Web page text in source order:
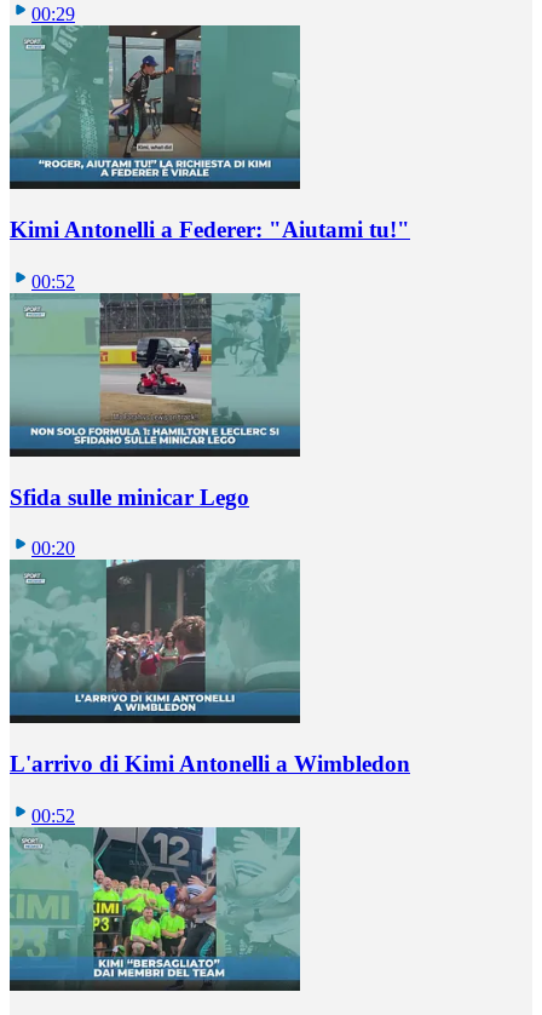
00:29
Kimi Antonelli a Federer: "Aiutami tu!"
00:52
Sfida sulle minicar Lego
00:20
L'arrivo di Kimi Antonelli a Wimbledon
00:52